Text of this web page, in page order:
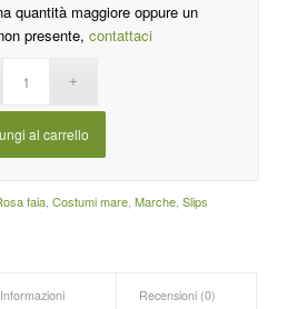
quantità maggiore oppure un
presente,contattaci
al carrello
faia, Costumi mare, Marche, Slips
Informazioni
Recensioni (0)